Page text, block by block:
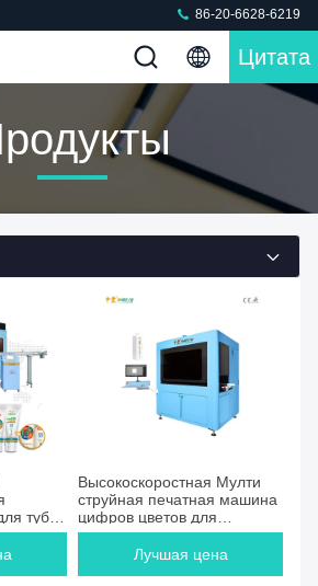
86-20-6628-6219
Цитата
туб /
Высокоскоростная Мулти
струйная печатная машина
цифров цветов для
продуктов квадратной
бутылки планшетных
Лучшая цена